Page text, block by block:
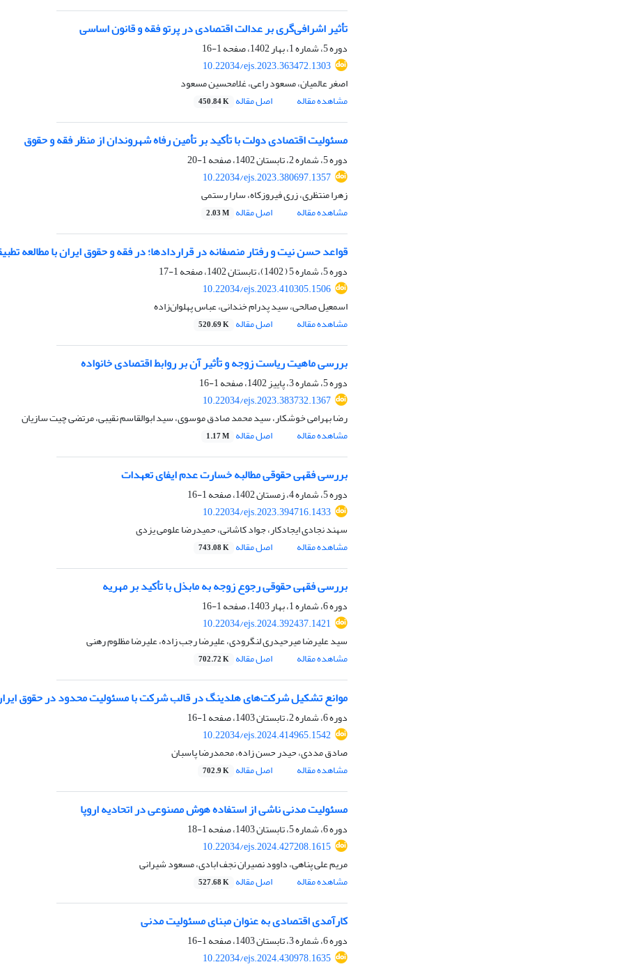
تأثیر اشرافی‌گری بر عدالت اقتصادی در پرتو فقه و قانون اساسی
دوره 5، شماره 1، بهار 1402، صفحه
1-16
10.22034/ejs.2023.363472.1303
اصغر عالمیان، مسعود راعی، غلامحسین مسعود
مشاهده مقاله
اصل مقاله 450.84 K
مسئولیت اقتصادی دولت با تأکید بر تأمین رفاه شهروندان از منظر فقه و حقوق
دوره 5، شماره 2، تابستان 1402، صفحه
1-20
10.22034/ejs.2023.380697.1357
زهرا منتظری، زری فیروزکاه، سارا رستمی
مشاهده مقاله
اصل مقاله 2.03 M
قواعد حسن نیت و رفتار منصفانه در قراردادها؛ در فقه و حقوق ایران با مطالعه
دوره 5، شماره 5 ( 1402)، تابستان 1402، صفحه
1-17
10.22034/ejs.2023.410305.1506
اسمعیل صالحی، سید پدرام خندانی، عباس پهلوان‌زاده
مشاهده مقاله
اصل مقاله 520.69 K
بررسی ماهیت ریاست زوجه و تأثیر آن بر روابط اقتصادی خانواده
دوره 5، شماره 3، پاییز 1402، صفحه
1-16
10.22034/ejs.2023.383732.1367
رضا بهرامی خوشکار، سید محمد صادق موسوی، سید ابوالقاسم نقیبی، مرتضی چیت سازیان
مشاهده مقاله
اصل مقاله 1.17 M
بررسی فقهی حقوقی مطالبه خسارت عدم ایفای تعهدات
دوره 5، شماره 4، زمستان 1402، صفحه
1-16
10.22034/ejs.2023.394716.1433
سهند نجادی ایجادکار، جواد کاشانی، حمیدرضا علومی یزدی
مشاهده مقاله
اصل مقاله 743.08 K
بررسی فقهی حقوقی رجوع زوجه به مابذل با تأکید بر مهریه
دوره 6، شماره 1، بهار 1403، صفحه
1-16
10.22034/ejs.2024.392437.1421
سید علیرضا میرحیدری لنگرودی، علیرضا رجب زاده، علیرضا مظلوم رهنی
مشاهده مقاله
اصل مقاله 702.72 K
موانع تشکیل شرکت‌های هلدینگ در قالب شرکت با مسئولیت محدود در حقوق
دوره 6، شماره 2، تابستان 1403، صفحه
1-16
10.22034/ejs.2024.414965.1542
صادق مددی، حیدر حسن زاده، محمدرضا پاسبان
مشاهده مقاله
اصل مقاله 702.9 K
مسئولیت مدنی ناشی از استفاده هوش مصنوعی در اتحادیه اروپا
دوره 6، شماره 5، تابستان 1403، صفحه
1-18
10.22034/ejs.2024.427208.1615
مریم علی پناهی، داوود نصیران نجف ابادی، مسعود شیرانی
مشاهده مقاله
اصل مقاله 527.68 K
کارآمدی اقتصادی به عنوان مبنای مسئولیت مدنی
دوره 6، شماره 3، تابستان 1403، صفحه
1-16
10.22034/ejs.2024.430978.1635